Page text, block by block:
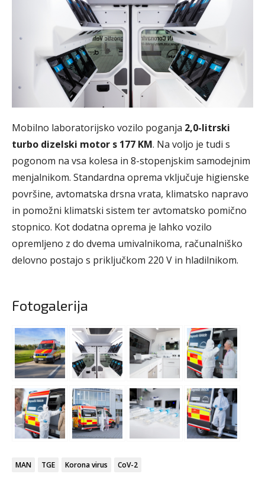
Mobilno laboratorijsko vozilo poganja 2,0-litrski
turbo dizelski motor s 177 KM. Na voljo je tudi s
pogonom na vsa kolesa in 8-stopenjskim samodejnim
menjalnikom. Standardna oprema vključuje higienske
površine, avtomatska drsna vrata, klimatsko napravo
in pomožni klimatski sistem ter avtomatsko pomično
stopnico. Kot dodatna oprema je lahko vozilo
opremljeno z do dvema umivalnikoma, računalniško
delovno postajo s priključkom 220 V in hladilnikom.
Fotogalerija
MAN TGE Korona virus CoV-2